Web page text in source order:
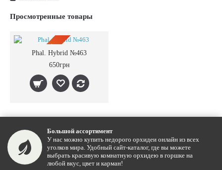
Просмотренные товары
ПРЕДЗАКАЗ
Phal. Hybrid №463
650грн
Большой ассортимент
У нас можно купить недорого орхидеи онлайн из всех
уголков мира. Удобный сайт-каталог, где вы можете
выбрать красивую комнатную орхидею в горшке на
любой вкус, цвет и карман!